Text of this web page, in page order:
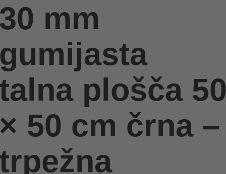
mm
plošča
50 cm črna –